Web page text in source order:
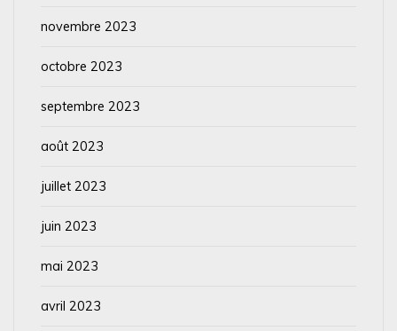
novembre 2023
octobre 2023
septembre 2023
août 2023
juillet 2023
juin 2023
mai 2023
avril 2023